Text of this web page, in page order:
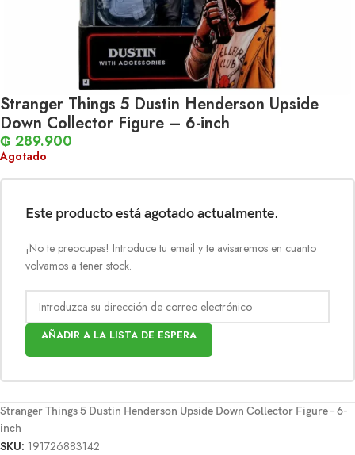
Stranger Things 5 Dustin Henderson Upside
Down Collector Figure – 6-inch
₲ 289.900
Agotado
Este producto está agotado actualmente.
¡No te preocupes! Introduce tu email y te avisaremos en cuanto
volvamos a tener stock.
AÑADIR A LA LISTA DE ESPERA
Stranger Things 5 Dustin Henderson Upside Down Collector Figure – 6-
inch
SKU: 191726883142